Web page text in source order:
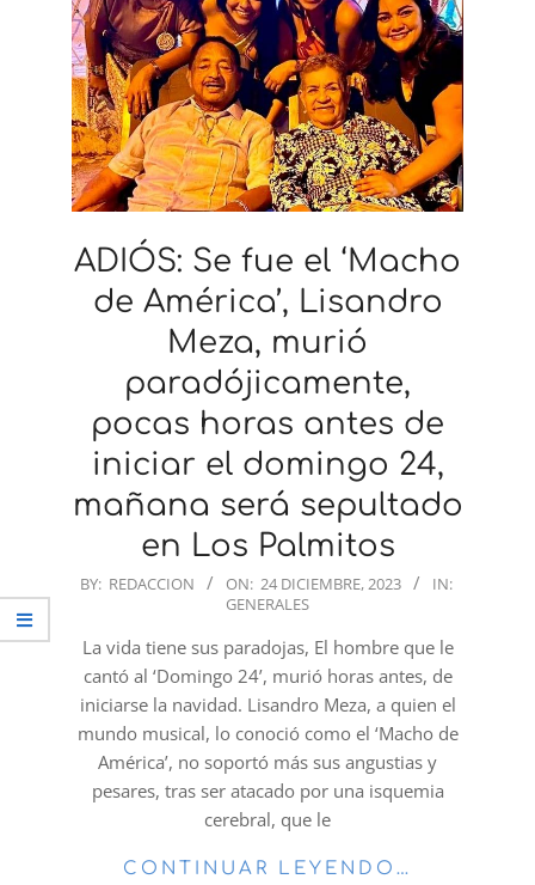
ADIÓS: Se fue el ‘Macho
de América’, Lisandro
Meza, murió
paradójicamente,
pocas horas antes de
iniciar el domingo 24,
mañana será sepultado
en Los Palmitos
2023-
24
BY: REDACCION ON: 24 DICIEMBRE, 2023
IN:
GENERALES
La vida tiene sus paradojas, El hombre que le
cantó al ‘Domingo 24’, murió horas antes, de
iniciarse la navidad. Lisandro Meza, a quien el
mundo musical, lo conoció como el ‘Macho de
América’, no soportó más sus angustias y
pesares, tras ser atacado por una isquemia
cerebral, que le
CONTINUAR LEYENDO…